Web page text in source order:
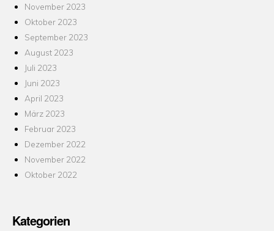
November 2023
Oktober 2023
September 2023
August 2023
Juli 2023
Juni 2023
April 2023
März 2023
Februar 2023
Dezember 2022
November 2022
Oktober 2022
Kategorien